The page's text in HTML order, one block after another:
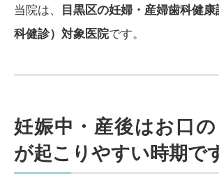
当院は、
目黒区の妊婦・産婦歯科健
科健診）対象医院です。
妊娠中・産後はお口
が起こりやすい時期で